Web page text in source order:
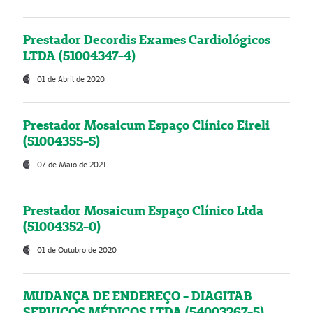
Prestador Decordis Exames Cardiológicos
LTDA (51004347-4)
01 de Abril de 2020
Prestador Mosaicum Espaço Clínico Eireli
(51004355-5)
07 de Maio de 2021
Prestador Mosaicum Espaço Clínico Ltda
(51004352-0)
01 de Outubro de 2020
MUDANÇA DE ENDEREÇO - DIAGITAB